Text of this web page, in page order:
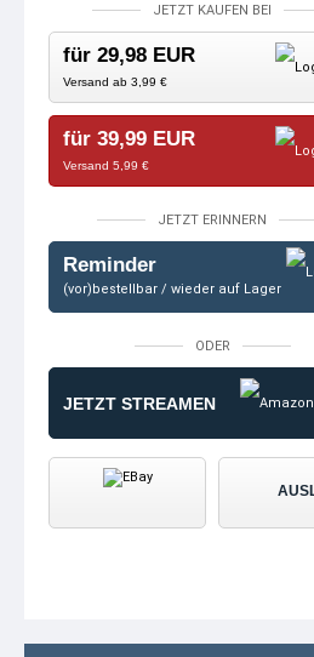
JETZT KAUFEN BEI
für 29,98 EUR
Versand ab 3,99 €
für 39,99 EUR
Versand 5,99 €
JETZT ERINNERN
Reminder
(vor)bestellbar / wieder auf Lager
ODER
JETZT STREAMEN